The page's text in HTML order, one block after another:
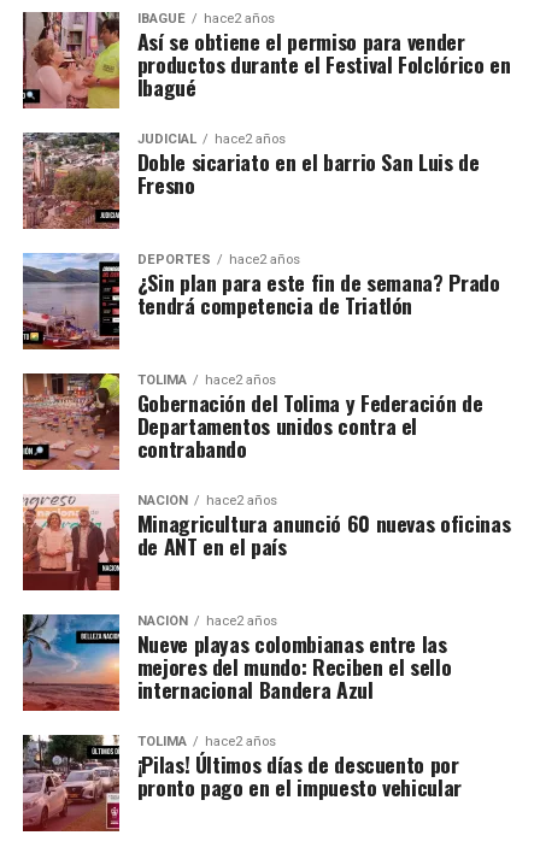
IBAGUÉ hace2 años
Así se obtiene el permiso para vender
productos durante el Festival Folclórico en
Ibagué
JUDICIAL hace2 años
Doble sicariato en el barrio San Luis de
Fresno
DEPORTES hace2 años
¿Sin plan para este fin de semana? Prado
tendrá competencia de Triatlón
TOLIMA hace2 años
Gobernación del Tolima y Federación de
Departamentos unidos contra el
contrabando
NACIÓN hace2 años
Minagricultura anunció 60 nuevas oficinas
de ANT en el país
NACIÓN hace2 años
Nueve playas colombianas entre las
mejores del mundo: Reciben el sello
internacional Bandera Azul
TOLIMA hace2 años
¡Pilas! Últimos días de descuento por
pronto pago en el impuesto vehicular